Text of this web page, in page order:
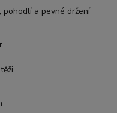
a pevné držení